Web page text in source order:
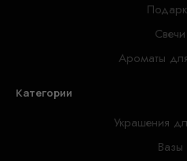
Свечи
Ароматы
Категории
Украшения
Вазы